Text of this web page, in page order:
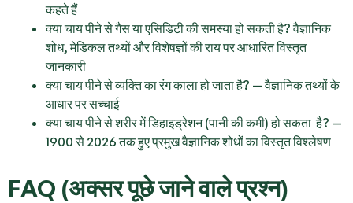
कहते हैं
क्या चाय पीने से गैस या एसिडिटी की समस्या हो सकती है? वैज्ञानिक
शोध, मेडिकल तथ्यों और विशेषज्ञों की राय पर आधारित विस्तृत
जानकारी
क्या चाय पीने से व्यक्ति का रंग काला हो जाता है? — वैज्ञानिक तथ्यों के
आधार पर सच्चाई
क्या चाय पीने से शरीर में डिहाइड्रेशन (पानी की कमी) हो सकता है? —
1900 से 2026 तक हुए प्रमुख वैज्ञानिक शोधों का विस्तृत विश्लेषण
FAQ (अक्सर पूछे जाने वाले प्रश्न)